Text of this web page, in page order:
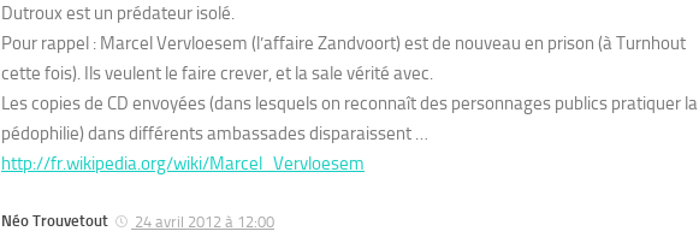
Dutroux est un prédateur isolé.
Pour rappel : Marcel Vervloesem (l’affaire Zandvoort) est de nouveau en prison (à Turnhout
cette fois). Ils veulent le faire crever, et la sale vérité avec.
Les copies de CD envoyées (dans lesquels on reconnaît des personnages publics pratiquer la
pédophilie) dans différents ambassades disparaissent …
http://fr.wikipedia.org/wiki/Marcel_Vervloesem
Néo Trouvetout 24 avril 2012 à 12:00